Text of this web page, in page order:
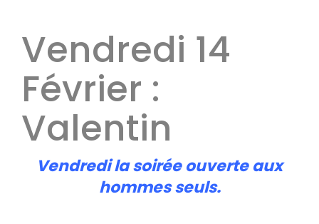
Vendredi 14
Février :
Valentin
Vendredi la soirée ouverte aux
hommes seuls.